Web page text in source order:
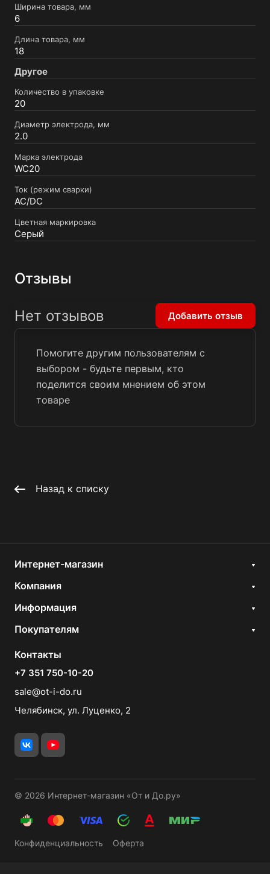
Ширина товара, мм
6
Длина товара, мм
18
Другое
Количество в упаковке
20
Диаметр электрода, мм
2.0
Марка электрода
WC20
Ток (режим сварки)
AC/DC
Цветная маркировка
Серый
Отзывы
Помогите другим пользователям с
выбором - будьте первым, кто
поделится своим мнением об этом
товаре
Нет отзывов Добавить отзыв
Назад к списку
Интернет-магазин
Компания
Информация
Покупателям
Контакты
+7 351 750-10-20
sale@ot-i-do.ru
Челябинск, ул. Луценко, 2
© 2026 Интернет-магазин «От и До.ру»
Конфиденциальность Оферта